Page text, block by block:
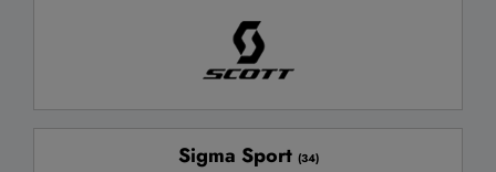
Sigma Sport (34)